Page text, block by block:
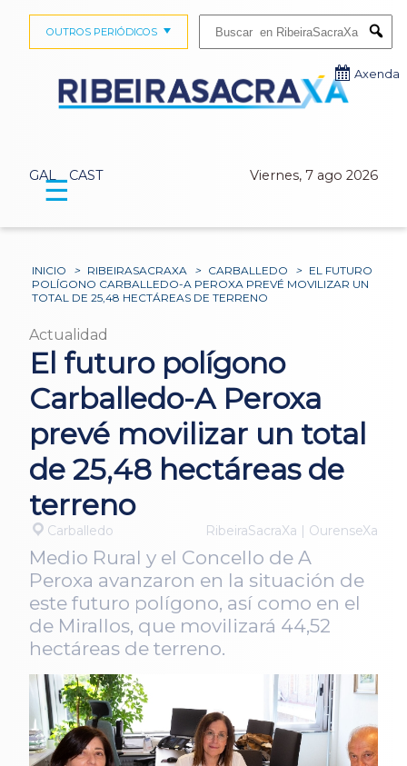
GAL CAST Viernes, 7 ago 2026
OUTROS PERIÓDICOS
Axenda
☰
INICIO > RIBEIRASACRAXA > CARBALLEDO > EL FUTURO
POLÍGONO CARBALLEDO-A PEROXA PREVÉ MOVILIZAR UN
TOTAL DE 25,48 HECTÁREAS DE TERRENO
Actualidad
El futuro polígono
Carballedo-A Peroxa
prevé movilizar un total
de 25,48 hectáreas de
terreno
Carballedo RibeiraSacraXa | OurenseXa
Medio Rural y el Concello de A
Peroxa avanzaron en la situación de
este futuro polígono, así como en el
de Mirallos, que movilizará 44,52
hectáreas de terreno.